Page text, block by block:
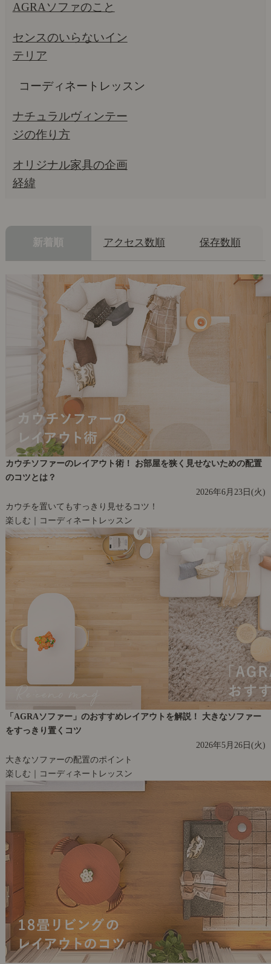
AGRAソファのこと
センスのいらないイン
テリア
コーディネートレッスン
ナチュラルヴィンテー
ジの作り方
オリジナル家具の企画
経緯
新着順 アクセス数順 保存数順
カウチソファーのレイアウト術！ お部屋を狭く見せないための配置
のコツとは？
2026年6月23日(火)
カウチを置いてもすっきり見せるコツ！
楽しむ｜コーディネートレッスン
「AGRAソファー」のおすすめレイアウトを解説！ 大きなソファー
をすっきり置くコツ
2026年5月26日(火)
大きなソファーの配置のポイント
楽しむ｜コーディネートレッスン